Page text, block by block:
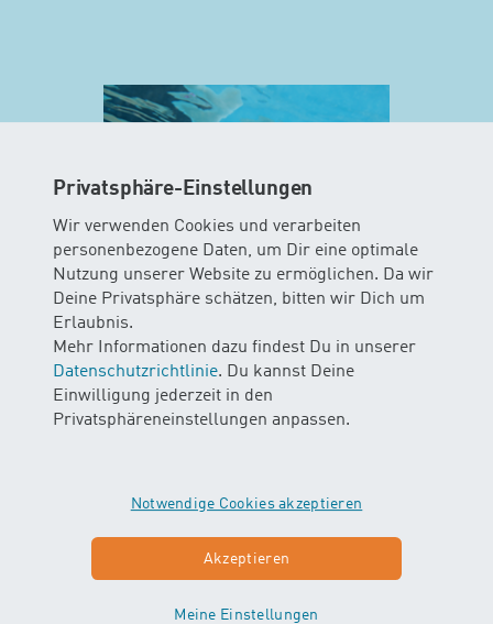
Privatsphäre-Einstellungen
Wir verwenden Cookies und verarbeiten
personenbezogene Daten, um Dir eine optimale
Nutzung unserer Website zu ermöglichen. Da wir
Deine Privatsphäre schätzen, bitten wir Dich um
Erlaubnis.
Mehr Informationen dazu findest Du in unserer
Datenschutzrichtlinie. Du kannst Deine
Einwilligung jederzeit in den
Privatsphäreneinstellungen anpassen.
Notwendige Cookies akzeptieren
Akzeptieren
Meine Einstellungen
MINIS
AB 10 WOCHEN
In diesem Kurs können Babys das
ohne Unterstützung der Eltern…
Mehr zu Minis